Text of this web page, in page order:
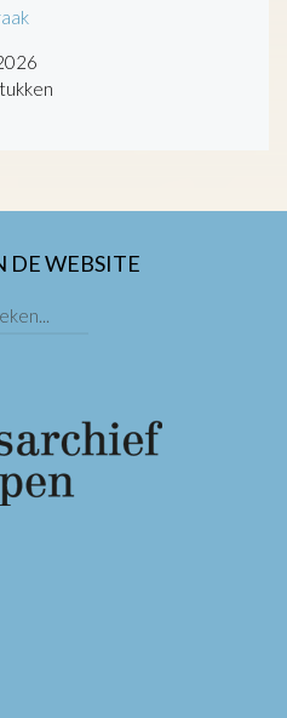
DE WEBSITE